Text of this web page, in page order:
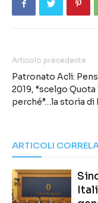
Articolo precedente
Patronato Acli:
2019, “scelgo Quota
perché”…la storia di
ARTICOLI